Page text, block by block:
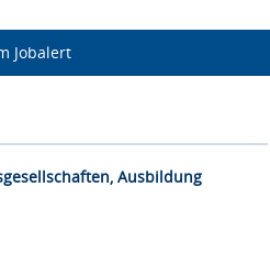
Jobalert
Ausbildung